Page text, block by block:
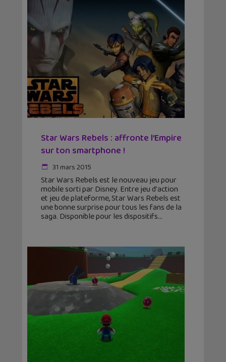
Star Wars Rebels : affronte l’Empire
sur ton smartphone !
31 mars 2015
Star Wars Rebels est le nouveau jeu pour
mobile sorti par Disney. Entre jeu d'action
et jeu de plateforme, Star Wars Rebels est
une bonne surprise pour tous les fans de la
saga. Disponible pour les dispositifs